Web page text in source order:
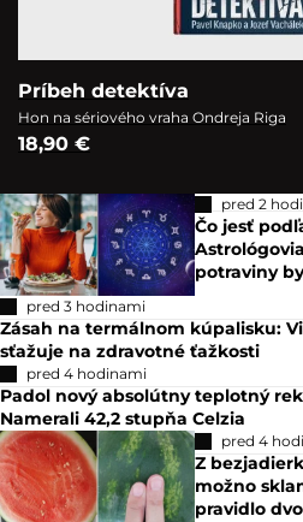
Príbeh detektíva
Hon na sériového vraha Ondreja Riga
18,90 €
pred 2
Čo jesť
potraviny
pred 3 hodinami
Zásah na termálnom kúpalisku:
sťažuje na zdravotné ťažkosti
pred 4 hodinami
Padol nový absolútny teplotný
Namerali 42,2 stupňa Celzia
pred 4
Z
možno
pravidlo